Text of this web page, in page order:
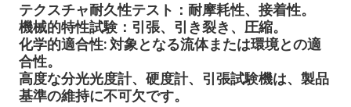
テクスチャ耐久性テスト ：耐摩耗性、接着性。
機械的特性試験 ：引張、引き裂き、圧縮。
化学的適合性: 対象となる流体または環境との適
合性。
高度な分光光度計、硬度計、引張試験機は、製品
基準の維持に不可欠です。